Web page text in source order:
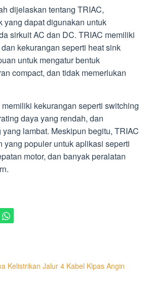
dijelaskan tentang TRIAC,
yang dapat digunakan untuk
sirkuit AC dan DC. TRIAC memiliki
kekurangan seperti heat sink
untuk mengatur bentuk
compact, dan tidak memerlukan
kekurangan seperti switching
daya yang rendah, dan
lambat. Meskipun begitu, TRIAC
yang populer untuk aplikasi seperti
motor, dan banyak peralatan
Kelistrikan Jalur 4 Kabel Kipas Angin